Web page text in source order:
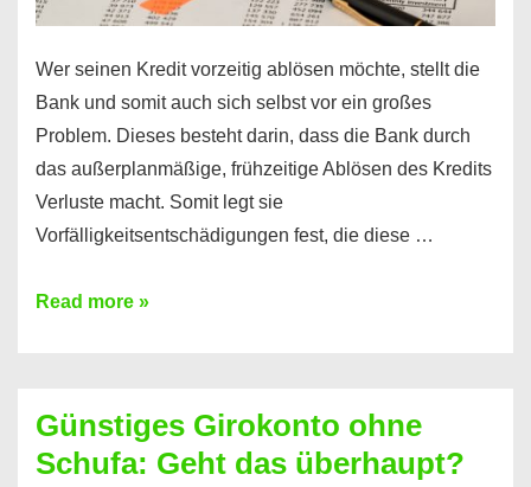
Wer seinen Kredit vorzeitig ablösen möchte, stellt die
Bank und somit auch sich selbst vor ein großes
Problem. Dieses besteht darin, dass die Bank durch
das außerplanmäßige, frühzeitige Ablösen des Kredits
Verluste macht. Somit legt sie
Vorfälligkeitsentschädigungen fest, die diese …
Kredit
dabei
profitieren
Read more »
Günstiges Girokonto ohne
Schufa: Geht das überhaupt?